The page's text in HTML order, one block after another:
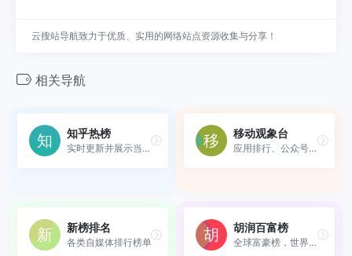
云搜站导航致力于优质、实用的网络站点资源收集与分享！
相关导航
知乎热榜
实时更新并展示当前最热门的...
移动观象台
应用排行、公众号排行、App S...
新榜排名
各类自媒体排行榜单
胡润百富榜
全球富豪榜，世界500强，富豪...